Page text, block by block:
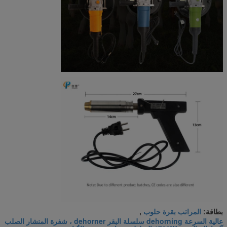
بطاقة: المراتب بقرة حلوب ,
عالية السرعة dehorning سلسلة البقر dehorner ، شفرة المنشار الصلب